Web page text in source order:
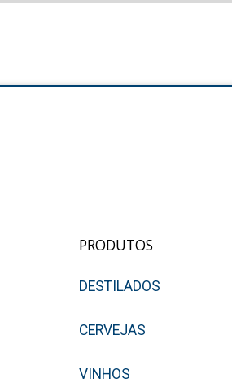
PRODUTOS
DESTILADOS
CERVEJAS
VINHOS